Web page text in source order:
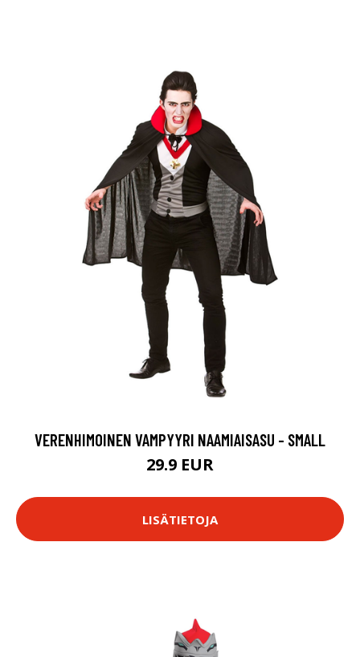
VERENHIMOINEN VAMPYYRI NAAMIAISASU - SMALL
29.9 EUR
LISÄTIETOJA